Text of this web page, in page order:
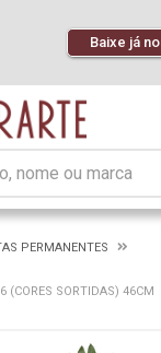
Baixe já
PERMANENTES
(CORES SORTIDAS) 46CM